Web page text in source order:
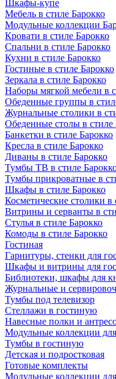
Шкафы-купе
Мебель в стиле Барокко
Модульные коллекции
Кровати в стиле Барокко
Спальни в стиле Барокко
Кухни в стиле Барокко
Гостиные в стиле Барокко
Зеркала в стиле Барокко
Наборы мягкой мебели в
Обеденные группы в
Журнальные столики в
Обеденные столы в стиле
Банкетки в стиле Барокко
Кресла в стиле Барокко
Диваны в стиле Барокко
Тумбы ТВ в стиле
Тумбы прикроватные в
Шкафы в стиле Барокко
Косметические столики в
Витрины и серванты в
Стулья в стиле Барокко
Комоды в стиле Барокко
Гостиная
Гарнитуры, стенки для
Шкафы и витрины для
Библиотеки, шкафы для
Журнальные и
Тумбы под телевизор
Стеллажи в гостиную
Навесные полки и
Модульные коллекции
Тумбы в гостиную
Детская и подростковая
Готовые комплекты
Модульные коллекции